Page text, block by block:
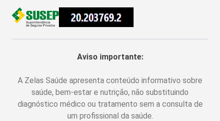
Aviso importante:
A Zelas Saúde apresenta conteúdo informativo sobre
saúde, bem-estar e nutrição, não substituindo
diagnóstico médico ou tratamento sem a consulta de
um profissional da saúde.